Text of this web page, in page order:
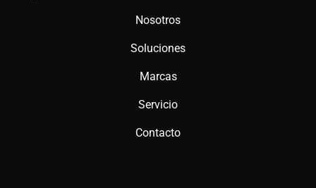
g
a
m
Nosotros
Soluciones
Marcas
Servicio
Contacto